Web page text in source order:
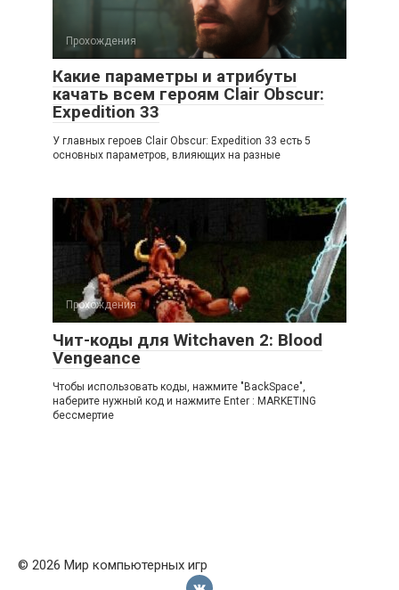
Прохождения
Какие параметры и атрибуты
качать всем героям Clair Obscur:
Expedition 33
У главных героев Clair Obscur: Expedition 33 есть 5
основных параметров, влияющих на разные
Прохождения
Чит-коды для Witchaven 2: Blood
Vengeance
Чтобы использовать коды, нажмите "BackSpace",
наберите нужный код и нажмите Enter : MARKETING
бессмертие
© 2026 Мир компьютерных игр